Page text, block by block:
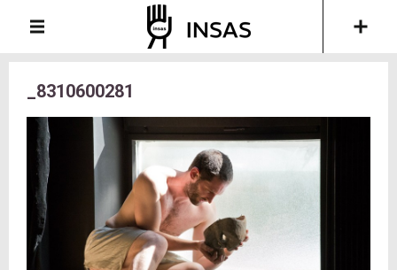
_8310600281